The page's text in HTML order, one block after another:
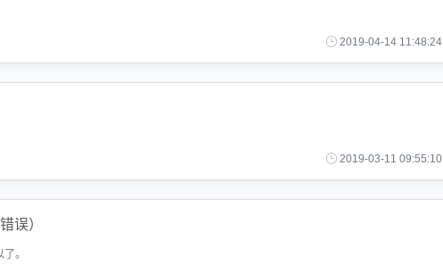
2019-04-14 11:48:24
2019-03-11 09:55:10
误）
。